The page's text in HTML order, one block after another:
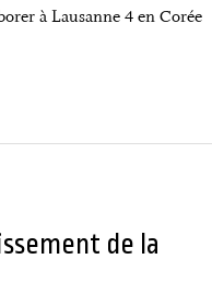
à Lausanne 4 en Corée
de la